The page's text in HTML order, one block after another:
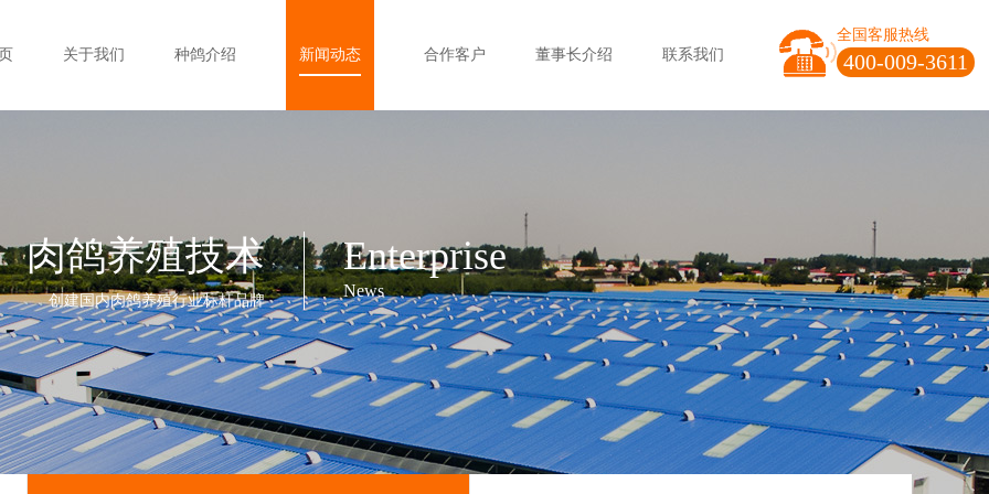
全国客服热线
400-009-3611
关于我们 种鸽介绍 新闻动态 合作客户 董事长介绍 联系我们
肉鸽养殖技术
创建国内肉鸽养殖行业标杆品牌
Enterprise
News